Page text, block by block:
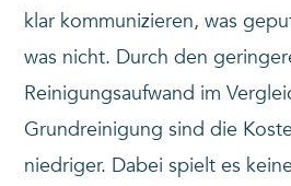
klar kommunizieren, was
was nicht. Durch den
Reinigungsaufwand im
Grundreinigung sind die
niedriger. Dabei spielt es